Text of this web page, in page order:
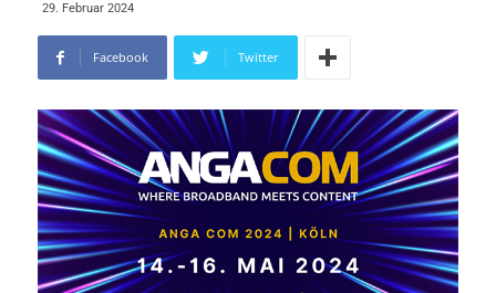
29. Februar 2024
Facebook Twitter